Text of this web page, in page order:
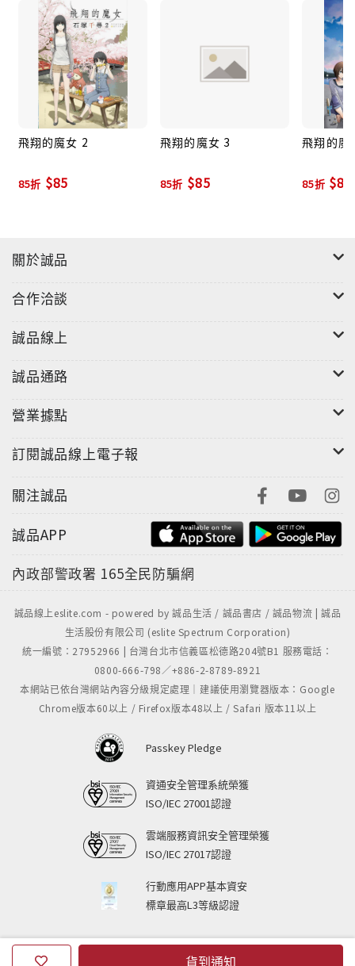
貨到通知
飛翔的魔女 2
85折 $85
飛翔的魔女 3
85折 $85
飛翔的魔
85折 $85
關於誠品
合作洽談
誠品線上
誠品通路
營業據點
訂閱誠品線上電子報
關注誠品
誠品APP
內政部警政署 165全民防騙網
誠品線上eslite.com - powered by 誠品生活 / 誠品書店 / 誠品物流 | 誠品
生活股份有限公司 (eslite Spectrum Corporation)
統一編號：27952966 | 台灣台北市信義區松德路204號B1 服務電話：
0800-666-798／+886-2-8789-8921
本網站已依台灣網站內容分級規定處理｜建議使用瀏覽器版本：Google
Chrome版本60以上 / Firefox版本48以上 / Safari 版本11以上
Passkey Pledge
資通安全管理系統榮獲
ISO/IEC 27001認證
雲端服務資訊安全管理榮獲
ISO/IEC 27017認證
行動應用APP基本資安
標章最高L3等級認證